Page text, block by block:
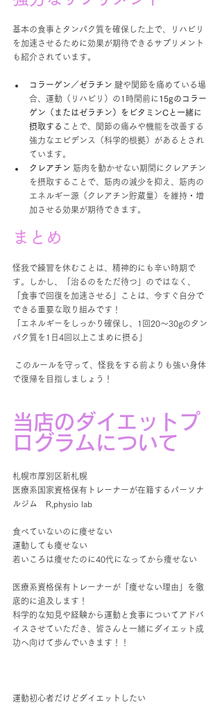
基本の食事とタンパク質を確保した上で、リハビリ
を加速させるために効果が期待できるサプリメント
も紹介されています。
コラーゲン／ゼラチン 腱や関節を痛めている場
合、運動（リハビリ）の1時間前に 15gのコラー
ゲン（またはゼラチン）をビタミンCと一緒に
摂取する ことで、関節の痛みや機能を改善する
強力なエビデンス（科学的根拠）があるとされ
ています。
クレアチン 筋肉を動かせない期間にクレアチン
を摂取することで、筋肉の減少を抑え、筋肉の
エネルギー源（クレアチン貯蔵量）を維持・増
加させる効果が期待できます。
まとめ
怪我で練習を休むことは、精神的にも辛い時期で
す。しかし、「治るのをただ待つ」のではなく、
「食事で回復を加速させる」ことは、今すぐ自分で
できる重要な取り組みです！
「エネルギーをしっかり確保し、1回20〜30gのタン
パク質を1日4回以上こまめに摂る」
このルールを守って、怪我をする前よりも強い身体
で復帰を目指しましょう！
当店のダイエットプ
ログラムについて
札幌市厚別区新札幌
医療系国家資格保有トレーナーが在籍するパーソナ
ルジム　R,physio lab
食べていないのに痩せない
運動しても痩せない
若いころは痩せたのに40代になってから痩せない
医療系資格保有トレーナーが「痩せない理由」を徹
底的に追及します！
科学的な知見や経験から運動と食事についてアドバ
イスさせていただき、皆さんと一緒にダイエット成
功へ向けて歩んでいきます！！
運動初心者だけどダイエットしたい